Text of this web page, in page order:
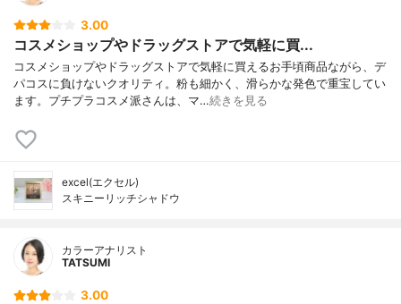
3.00
コスメショップやドラッグストアで気軽に買...
コスメショップやドラッグストアで気軽に買えるお手頃商品ながら、デ
パコスに負けないクオリティ。粉も細かく、滑らかな発色で重宝してい
ます。プチプラコスメ派さんは、マ…続きを見る
excel(エクセル)
スキニーリッチシャドウ
カラーアナリスト
TATSUMI
3.00